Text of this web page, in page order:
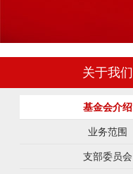
关于我们
基金会介绍
业务范围
支部委员会